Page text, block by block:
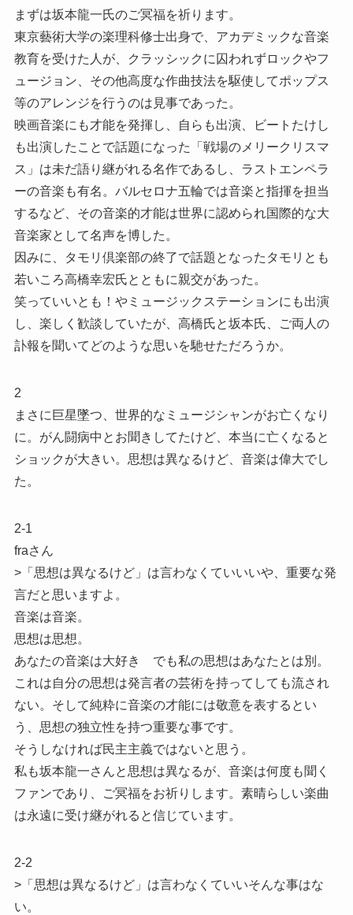
まずは坂本龍一氏のご冥福を祈ります。
東京藝術大学の楽理科修士出身で、アカデミックな音楽
教育を受けた人が、クラッシックに囚われずロックやフ
ュージョン、その他高度な作曲技法を駆使してポップス
等のアレンジを行うのは見事であった。
映画音楽にも才能を発揮し、自らも出演、ビートたけし
も出演したことで話題になった「戦場のメリークリスマ
ス」は未だ語り継がれる名作であるし、ラストエンペラ
ーの音楽も有名。バルセロナ五輪では音楽と指揮を担当
するなど、その音楽的才能は世界に認められ国際的な大
音楽家として名声を博した。
因みに、タモリ倶楽部の終了で話題となったタモリとも
若いころ高橋幸宏氏とともに親交があった。
笑っていいとも！やミュージックステーションにも出演
し、楽しく歓談していたが、高橋氏と坂本氏、ご両人の
訃報を聞いてどのような思いを馳せただろうか。
2
まさに巨星墜つ、世界的なミュージシャンがお亡くなり
に。がん闘病中とお聞きしてたけど、本当に亡くなると
ショックが大きい。思想は異なるけど、音楽は偉大でし
た。
2-1
fraさん
>「思想は異なるけど」は言わなくていいいや、重要な発
言だと思いますよ。
音楽は音楽。
思想は思想。
あなたの音楽は大好き でも私の思想はあなたとは別。
これは自分の思想は発言者の芸術を持ってしても流され
ない。そして純粋に音楽の才能には敬意を表するとい
う、思想の独立性を持つ重要な事です。
そうしなければ民主主義ではないと思う。
私も坂本龍一さんと思想は異なるが、音楽は何度も聞く
ファンであり、ご冥福をお祈りします。素晴らしい楽曲
は永遠に受け継がれると信じています。
2-2
>「思想は異なるけど」は言わなくていいそんな事はな
い。